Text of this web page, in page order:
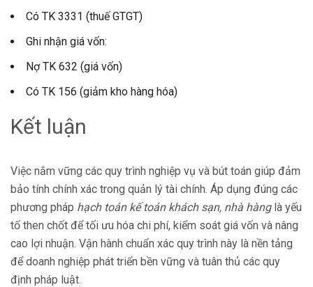
Có TK 3331 (thuế GTGT)
Ghi nhận giá vốn:
Nợ TK 632 (giá vốn)
Có TK 156 (giảm kho hàng hóa)
Kết luận
Việc nắm vững các quy trình nghiệp vụ và bút toán giúp đảm
bảo tính chính xác trong quản lý tài chính. Áp dụng đúng các
phương pháp hạch toán kế toán khách sạn, nhà hànglà yếu
tố then chốt để tối ưu hóa chi phí, kiểm soát giá vốn và nâng
cao lợi nhuận. Vận hành chuẩn xác quy trình này là nền tảng
để doanh nghiệp phát triển bền vững và tuân thủ các quy
định pháp luật.